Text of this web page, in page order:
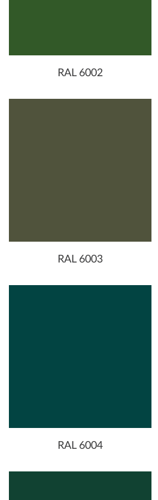
RAL 6002
RAL 6003
RAL 6004